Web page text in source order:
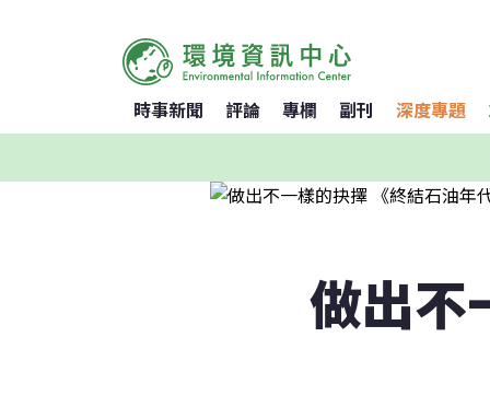
時事新聞 評論 專欄 副刊 深度專題
做出不